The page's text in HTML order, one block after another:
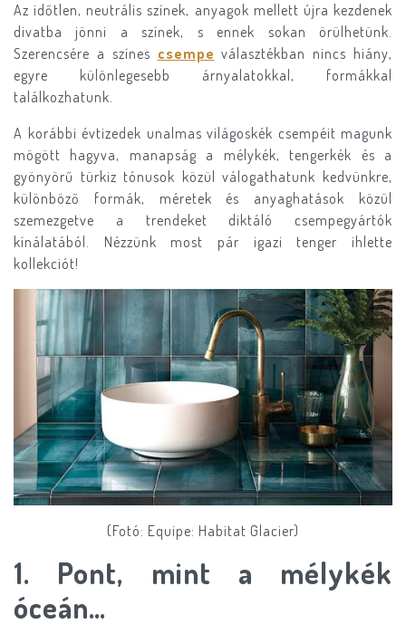
Az időtlen, neutrális színek, anyagok mellett újra kezdenek
divatba jönni a színek, s ennek sokan örülhetünk.
Szerencsére a színes csempe választékban nincs hiány,
egyre különlegesebb árnyalatokkal, formákkal
találkozhatunk.
A korábbi évtizedek unalmas világoskék csempéit magunk
mögött hagyva, manapság a mélykék, tengerkék és a
gyönyörű türkiz tónusok közül válogathatunk kedvünkre,
különböző formák, méretek és anyaghatások közül
szemezgetve a trendeket diktáló csempegyártók
kínálatából. Nézzünk most pár igazi tenger ihlette
kollekciót!
(Fotó: Equipe: Habitat Glacier)
1. Pont, mint a mélykék
óceán…